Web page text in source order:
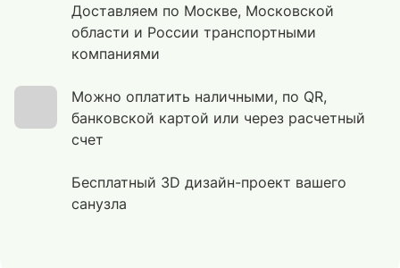
Доставляем по Москве, Московской
области и России транспортными
компаниями
Можно оплатить наличными, по QR,
банковской картой или через расчетный
счет
Бесплатный 3D дизайн-проект вашего
санузла